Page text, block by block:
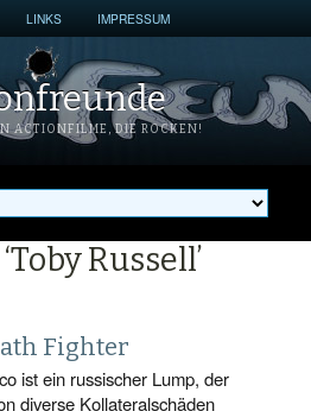
LINKS IMPRESSUM
ACTIONFILME, DIE ROCKEN!
Russell’
Fighter
ist ein russischer Lump, der
diverse Kollateralschäden